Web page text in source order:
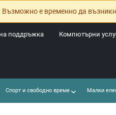
е временно да
Компютърни
поддръжка
Спорт и свободно време Малки